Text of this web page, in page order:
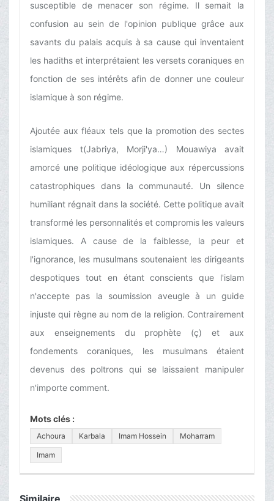
susceptible de menacer son régime. Il semait la
confusion au sein de l'opinion publique grâce aux
savants du palais acquis à sa cause qui inventaient
les hadiths et interprétaient les versets coraniques en
fonction de ses intérêts afin de donner une couleur
islamique à son régime.
Ajoutée aux fléaux tels que la promotion des sectes
islamiques t(Jabriya, Morji'ya…) Mouawiya avait
amorcé une politique idéologique aux répercussions
catastrophiques dans la communauté. Un silence
humiliant régnait dans la société. Cette politique avait
transformé les personnalités et compromis les valeurs
islamiques. A cause de la faiblesse, la peur et
l'ignorance, les musulmans soutenaient les dirigeants
despotiques tout en étant conscients que l'islam
n'accepte pas la soumission aveugle à un guide
injuste qui règne au nom de la religion. Contrairement
aux enseignements du prophète (ç) et aux
fondements coraniques, les musulmans étaient
devenus des poltrons qui se laissaient manipuler
n'importe comment.
Mots clés :
Achoura Karbala Imam Hossein Moharram
Imam